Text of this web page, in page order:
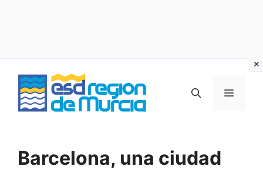
contenuto
MENU
Barcelona, una ciudad